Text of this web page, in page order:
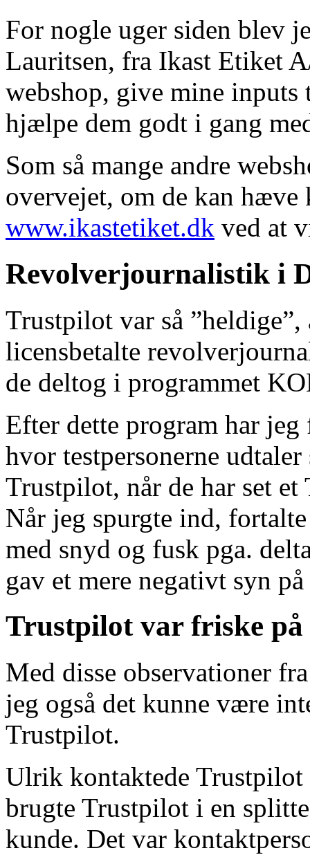
For nogle uger siden blev
Lauritsen, fra Ikast Etiket
webshop, give mine
hjælpe dem godt i gang
Som så mange andre
overvejet, om de kan hæve
www.ikastetiket.dk ved at
Revolverjournalistik i
Trustpilot var så
licensbetalte
de deltog i programmet
Efter dette program har
hvor testpersonerne
Trustpilot, når de har set
Når jeg spurgte ind,
med snyd og fusk pga.
gav et mere negativt syn
Trustpilot var friske på
Med disse observationer
jeg også det kunne være
Trustpilot.
Ulrik kontaktede Trustpilot
brugte Trustpilot i en
kunde. Det var